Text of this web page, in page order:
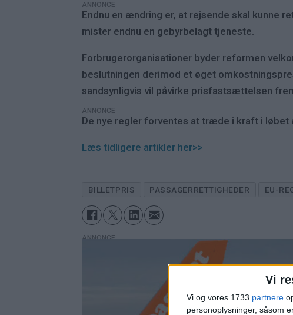
Vi
Vi og vores 1733 partnere
personoplysninger, såsom
ANNONCE
Endnu en ændring er, at rejsende skal kunne
mister endnu en gebyrbelagt tjeneste.
Forbrugerorganisationer byder reformen
beslutningen derimod et øget
sandsynligvis vil påvirke prisfastsættelsen
ANNONCE
De nye regler forventes at træde i kraft i løbet
Læs tidligere artikler her>>
BILLETPRIS PASSAGERRETTIGHEDER EU-
ANNONCE